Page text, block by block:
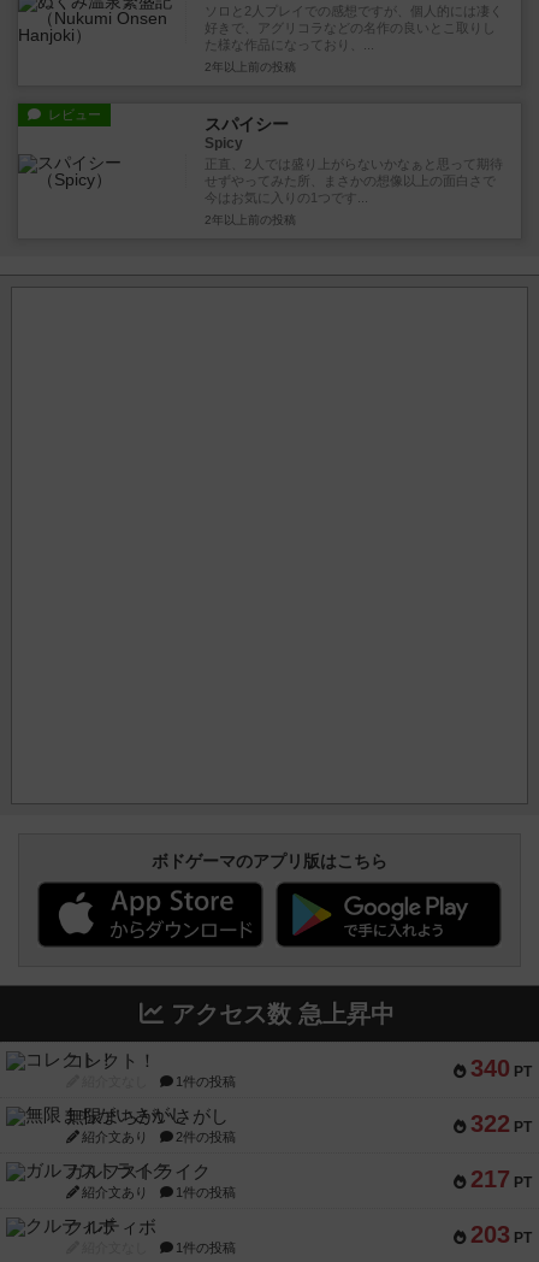
ソロと2人プレイでの感想ですが、個人的には凄く
好きで、アグリコラなどの名作の良いとこ取りし
た様な作品になっており、...
2年以上前 の投稿
レビュー スパイシー
Spicy
正直、2人では盛り上がらないかなぁと思って期待
せずやってみた所、まさかの想像以上の面白さで
今はお気に入りの1つです...
2年以上前 の投稿
ボドゲーマのアプリ版はこちら
アクセス数 急上昇中
340 PT
コレクト！
1件の投稿
322 PT
無限まちがいさがし
紹介文あり 2件の投稿
217 PT
ガルフストライク
紹介文あり 1件の投稿
203 PT
クルティボ
1件の投稿